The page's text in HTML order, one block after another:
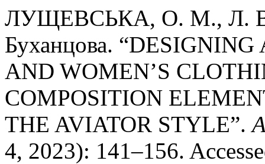
ЛУЩЕВСЬКА, О. М., Л.
Буханцова.
AND WOMEN’S
COMPOSITION
THE AVIATOR STYLE”.
4, 2023): 141–156.